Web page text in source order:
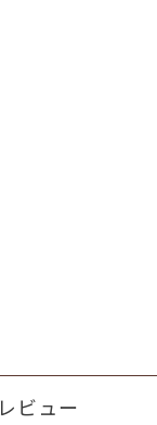
レビュー